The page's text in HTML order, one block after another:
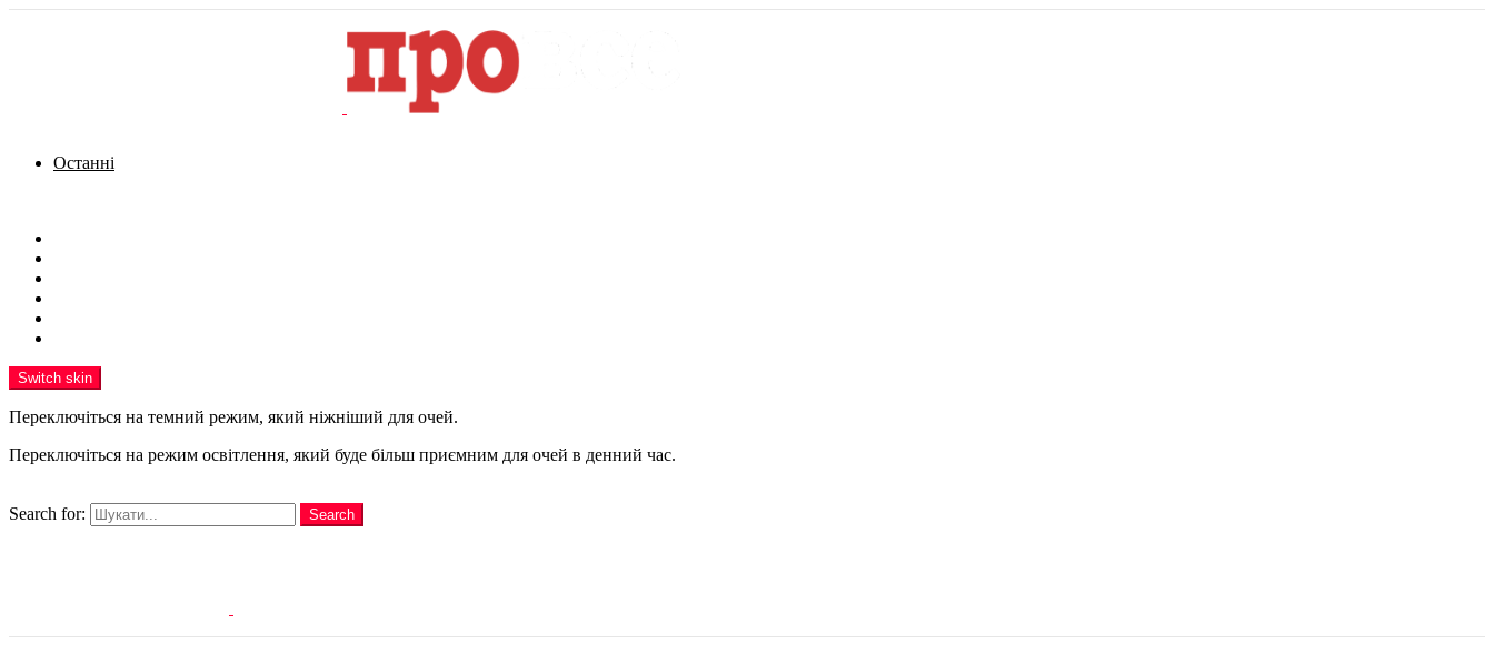
Останні
Switch skin
Переключіться на темний режим, який ніжніший для очей.
Переключіться на режим освітлення, який буде більш приємним для очей в денний час.
Search for:
Search